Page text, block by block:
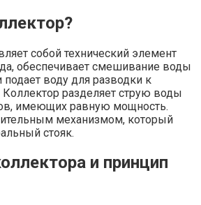
собой технический элемент
обеспечивает смешивание воды
воду для разводки к
разделяет струю воды
имеющих равную мощность.
механизмом, который
стояк.
и принцип